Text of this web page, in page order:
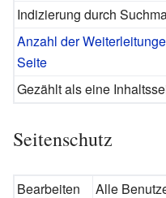
Indizierung durch
Anzahl der
Seite
Gezählt als eine
Seitenschutz
Bearbeiten
Alle